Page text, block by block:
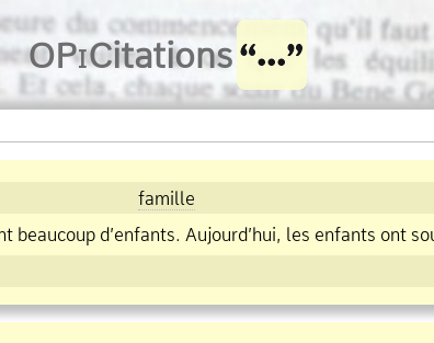
OPiCitations
famille
beaucoup d’enfants. Aujourd’hui, les enfants ont